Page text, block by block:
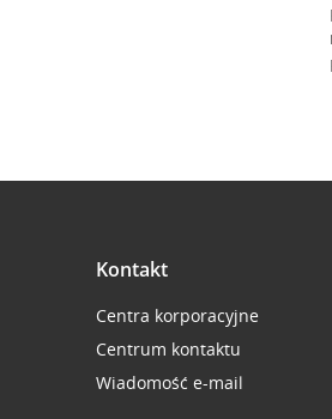
Kontakt
Centra korporacyjne
Centrum kontaktu
Wiadomość e-mail